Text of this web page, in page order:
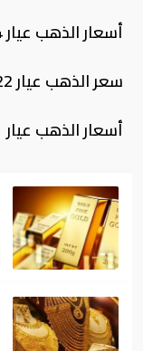
أسعار الذهب عيار 24 182.55 ريال
سعر الذهب عيار 22 167.34 ريال
أسعار الذهب عيار 21 159.73 ريال